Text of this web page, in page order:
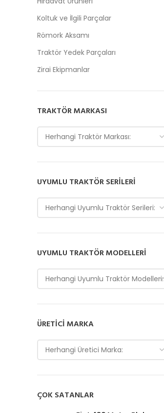
Koltuk ve İlgili Parçalar
Römork Aksamı
Traktör Yedek Parçaları
Zirai Ekipmanlar
TRAKTÖR MARKASI
Herhangi Traktör Markası:
UYUMLU TRAKTÖR SERILERI
Herhangi Uyumlu Traktör Serileri:
UYUMLU TRAKTÖR MODELLERI
Herhangi Uyumlu Traktör Modelleri:
ÜRETICI MARKA
Herhangi Üretici Marka:
ÇOK SATANLAR